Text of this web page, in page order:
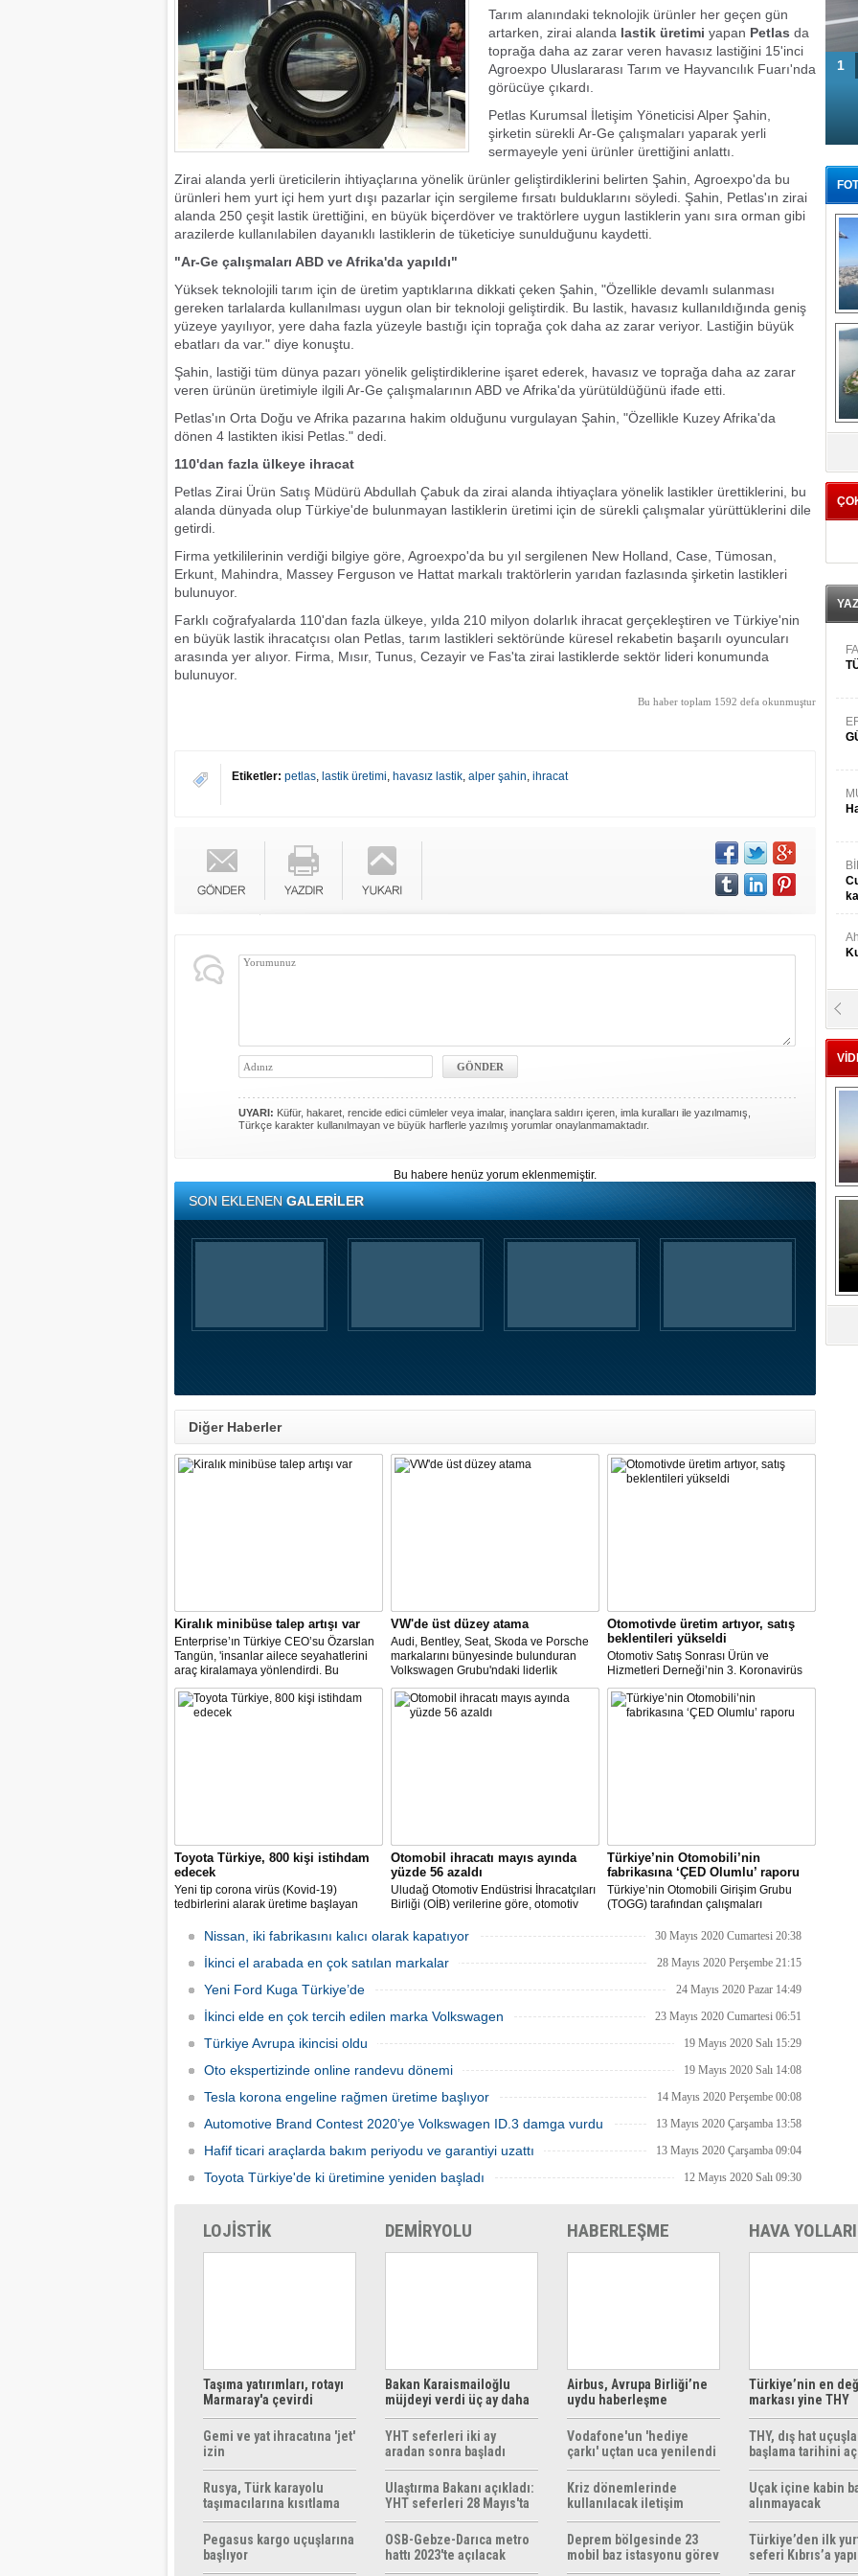
Tarım alanındaki teknolojik ürünler her geçen gün
artarken, zirai alanda lastik üretimi yapan Petlas da
toprağa daha az zarar veren havasız lastiğini 15'inci
Agroexpo Uluslararası Tarım ve Hayvancılık Fuarı'nda
görücüye çıkardı.
Petlas Kurumsal İletişim Yöneticisi Alper Şahin,
şirketin sürekli Ar-Ge çalışmaları yaparak yerli
sermayeyle yeni ürünler ürettiğini anlattı.
Zirai alanda yerli üreticilerin ihtiyaçlarına yönelik ürünler geliştirdiklerini belirten Şahin, Agroexpo'da bu
ürünleri hem yurt içi hem yurt dışı pazarlar için sergileme fırsatı bulduklarını söyledi. Şahin, Petlas'ın zirai
alanda 250 çeşit lastik ürettiğini, en büyük biçerdöver ve traktörlere uygun lastiklerin yanı sıra orman gibi
arazilerde kullanılabilen dayanıklı lastiklerin de tüketiciye sunulduğunu kaydetti.
"Ar-Ge çalışmaları ABD ve Afrika'da yapıldı"
Yüksek teknolojili tarım için de üretim yaptıklarına dikkati çeken Şahin, "Özellikle devamlı sulanması
gereken tarlalarda kullanılması uygun olan bir teknoloji geliştirdik. Bu lastik, havasız kullanıldığında geniş
yüzeye yayılıyor, yere daha fazla yüzeyle bastığı için toprağa çok daha az zarar veriyor. Lastiğin büyük
ebatları da var." diye konuştu.
Şahin, lastiği tüm dünya pazarı yönelik geliştirdiklerine işaret ederek, havasız ve toprağa daha az zarar
veren ürünün üretimiyle ilgili Ar-Ge çalışmalarının ABD ve Afrika'da yürütüldüğünü ifade etti.
Petlas'ın Orta Doğu ve Afrika pazarına hakim olduğunu vurgulayan Şahin, "Özellikle Kuzey Afrika'da
dönen 4 lastikten ikisi Petlas." dedi.
110'dan fazla ülkeye ihracat
Petlas Zirai Ürün Satış Müdürü Abdullah Çabuk da zirai alanda ihtiyaçlara yönelik lastikler ürettiklerini, bu
alanda dünyada olup Türkiye'de bulunmayan lastiklerin üretimi için de sürekli çalışmalar yürüttüklerini dile
getirdi.
Firma yetkililerinin verdiği bilgiye göre, Agroexpo'da bu yıl sergilenen New Holland, Case, Tümosan,
Erkunt, Mahindra, Massey Ferguson ve Hattat markalı traktörlerin yarıdan fazlasında şirketin lastikleri
bulunuyor.
Farklı coğrafyalarda 110'dan fazla ülkeye, yılda 210 milyon dolarlık ihracat gerçekleştiren ve Türkiye'nin
en büyük lastik ihracatçısı olan Petlas, tarım lastikleri sektöründe küresel rekabetin başarılı oyuncuları
arasında yer alıyor. Firma, Mısır, Tunus, Cezayir ve Fas'ta zirai lastiklerde sektör lideri konumunda
bulunuyor.
Bu haber toplam 1592 defa okunmuştur
Etiketler: petlas, lastik üretimi, havasız lastik, alper şahin, ihracat
UYARI: Küfür, hakaret, rencide edici cümleler veya imalar, inançlara saldırı içeren, imla kuralları ile yazılmamış,
Türkçe karakter kullanılmayan ve büyük harflerle yazılmış yorumlar onaylanmamaktadır.
Bu habere henüz yorum eklenmemiştir.
SON EKLENENGALERİLER
Diğer Haberler
Kiralık minibüse talep artışı var
Enterprise’ın Türkiye CEO’su Özarslan
Tangün, 'insanlar ailece seyahatlerini
araç kiralamaya yönlendirdi. Bu
noktada, bavul kullanımı ve kişi sayısı,
minibüs ve SUV gövde tipli araç
kiralamada geçen yıla göre yüzde 60’a
VW'de üst düzey atama
Audi, Bentley, Seat, Skoda ve Porsche
markalarını bünyesinde bulunduran
Volkswagen Grubu'ndaki liderlik
değişiminin şirketin güçlü işçi
temsilcileriyle maliyet indirimini
müzakere etmeye çalıştığı bir zamanda
Otomotivde üretim artıyor, satış
beklentileri yükseldi
Otomotiv Satış Sonrası Ürün ve
Hizmetleri Derneği’nin 3. Koronavirüs
Etki Araştırması’na göre; üretime devam
eden şirketlerin oranı yükselişe geçti.
Ara veren şirketler ise bu ay
Toyota Türkiye, 800 kişi istihdam
edecek
Yeni tip corona virüs (Kovid-19)
tedbirlerini alarak üretime başlayan
ve ihracat hedeflerini artırmak için
istihdam sağlayacak.
Otomobil ihracatı mayıs ayında
yüzde 56 azaldı
Uludağ Otomotiv Endüstrisi İhracatçıları
Birliği (OİB) verilerine göre, otomotiv
sürdüğü Mayıs ayında geçen senenin
aynı dönemine göre yüzde 56 düşüşle 1
milyar 203 milyon dolar ihracat
Türkiye’nin Otomobili’nin
fabrikasına ‘ÇED Olumlu’ raporu
Türkiye’nin Otomobili Girişim Grubu
(TOGG) tarafından çalışmaları
Türkiye’nin Otomobili yatırımı Bursa’nın
fabrika inşaatının başlayabilmesi için
aldı.
Nissan, iki fabrikasını kalıcı olarak kapatıyor 30 Mayıs 2020 Cumartesi 20:38
İkinci el arabada en çok satılan markalar 28 Mayıs 2020 Perşembe 21:15
Yeni Ford Kuga Türkiye’de 24 Mayıs 2020 Pazar 14:49
İkinci elde en çok tercih edilen marka Volkswagen 23 Mayıs 2020 Cumartesi 06:51
Türkiye Avrupa ikincisi oldu 19 Mayıs 2020 Salı 15:29
Oto ekspertizinde online randevu dönemi 19 Mayıs 2020 Salı 14:08
Tesla korona engeline rağmen üretime başlıyor 14 Mayıs 2020 Perşembe 00:08
Automotive Brand Contest 2020’ye Volkswagen ID.3 damga vurdu 13 Mayıs 2020 Çarşamba 13:58
Hafif ticari araçlarda bakım periyodu ve garantiyi uzattı 13 Mayıs 2020 Çarşamba 09:04
Toyota Türkiye'de ki üretimine yeniden başladı 12 Mayıs 2020 Salı 09:30
1
LOJİSTİK
Taşıma yatırımları, rotayı
Marmaray'a çevirdi
Gemi ve yat ihracatına 'jet'
izin
Rusya, Türk karayolu
taşımacılarına kısıtlama
getirebilir
Pegasus kargo uçuşlarına
başlıyor
DEMİRYOLU
Bakan Karaismailoğlu
müjdeyi verdi üç ay daha
ücretsiz
YHT seferleri iki ay
aradan sonra başladı
Ulaştırma Bakanı açıkladı:
YHT seferleri 28 Mayıs'ta
başlıyor
OSB-Gebze-Darıca metro
hattı 2023'te açılacak
HABERLEŞME
Airbus, Avrupa Birliği’ne
uydu haberleşme
çözümleri sunuyor
Vodafone'un 'hediye
çarkı' uçtan uca yenilendi
Kriz dönemlerinde
kullanılacak iletişim
yöntemleri rehberi
hazırlandı
Deprem bölgesinde 23
mobil baz istasyonu görev
yapıyor
HAVA YOLLARI
Türkiye’nin en
markası yine THY
THY, dış hat
başlama tarihini
Uçak içine kabin
alınmayacak
Türkiye’den ilk yurt
seferi Kıbrıs’a